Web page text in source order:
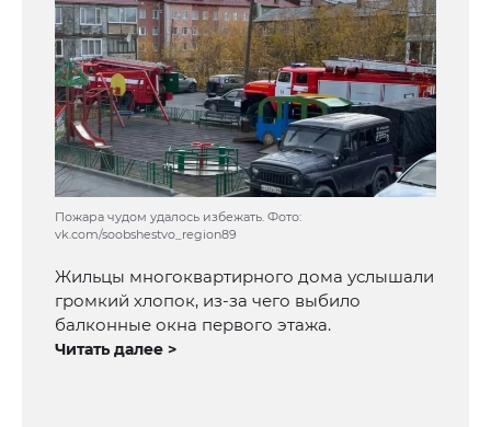
Пожара чудом удалось избежать. Фото:
vk.com/soobshestvo_region89
Жильцы многоквартирного дома услышали
громкий хлопок, из-за чего выбило
балконные окна первого этажа.
Читать далее >